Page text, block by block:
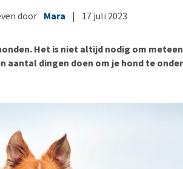
Puppy apotheek
Bekijk alles
dementie
door Mara | 17 juli 2023
Het is niet altijd nodig om
aantal dingen doen om je hond te